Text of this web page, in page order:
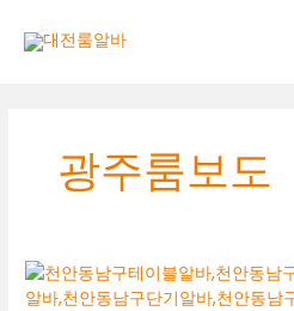
광주룸보도